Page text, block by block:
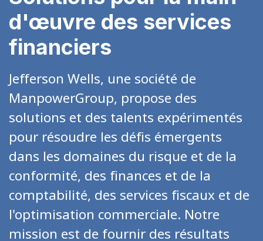
d'œuvre des services
financiers
Jefferson Wells, une société de
ManpowerGroup, propose des
solutions et des talents expérimentés
pour résoudre les défis émergents
dans les domaines du risque et de la
conformité, des finances et de la
comptabilité, des services fiscaux et de
l'optimisation commerciale. Notre
mission est de fournir des résultats